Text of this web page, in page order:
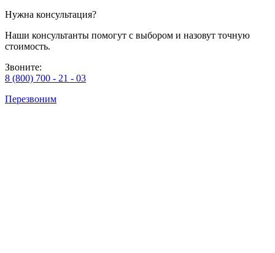
Нужна консультация?
Наши консультанты помогут с выбором и назовут точную
стоимость.
Звоните:
8 (800) 700 - 21 - 03
Перезвоним